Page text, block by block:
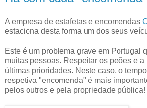
A empresa de estafetas e encomendas
estaciona desta forma um dos seus
Este é um problema grave em Portugal
muitas pessoas. Respeitar os peões e a
últimas prioridades. Neste caso, o
respetiva "encomenda" é mais
pelos outros e pela propriedade pública!